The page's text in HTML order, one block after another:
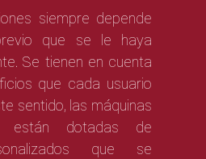
siempre depende
que se le haya
Se tienen en cuenta
que cada usuario
sentido, las máquinas
están dotadas de
que se